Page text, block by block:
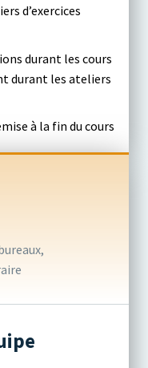
d’exercices
durant les cours
durant les ateliers
à la fin du cours